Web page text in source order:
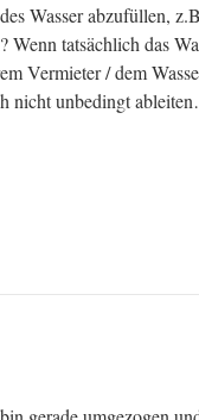
Wasser abzufüllen,
Wenn tatsächlich das
Vermieter / dem
nicht unbedingt